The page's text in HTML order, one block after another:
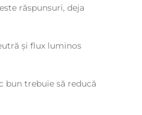
răspunsuri, deja
și flux luminos
bun trebuie să reducă